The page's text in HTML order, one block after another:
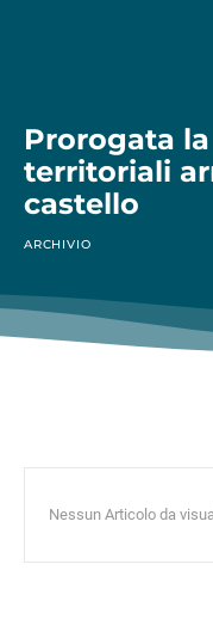
Prorogata
territoriali
castello
ARCHIVIO
Nessun Articolo da